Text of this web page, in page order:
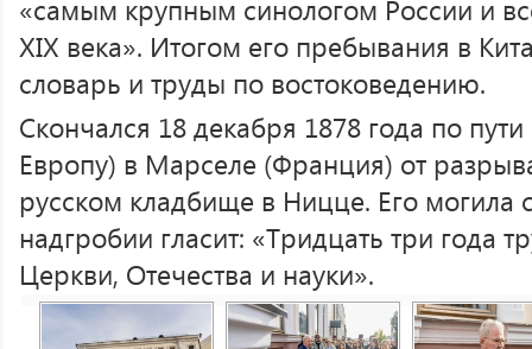
«самым крупным синологом России и
XIX века». Итогом его пребывания в
словарь и труды по востоковедению.
Скончался 18 декабря 1878 года по
Европу) в Марселе (Франция) от
русском кладбище в Ницце. Его могила
надгробии гласит: «Тридцать три года
Церкви, Отечества и науки».